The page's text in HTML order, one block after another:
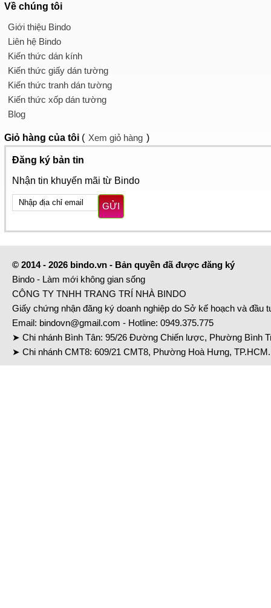
Về chúng tôi
Giới thiệu Bindo
Liên hệ Bindo
Kiến thức dán kính
Kiến thức giấy dán tường
Kiến thức tranh dán tường
Kiến thức xốp dán tường
Blog
Giỏ hàng của tôi ( Xem giỏ hàng )
Đăng ký bản tin
Nhận tin khuyến mãi từ Bindo
GỬI
© 2014 - 2026 bindo.vn - Bản quyền đã được đăng ký
Bindo - Làm mới không gian sống
CÔNG TY TNHH TRANG TRÍ NHÀ BINDO
Giấy chứng nhận đăng ký doanh nghiệp do Sở kế hoạch và đầu
Email: bindovn@gmail.com - Hotline: 0949.375.775
➤ Chi nhánh Bình Tân: 95/26 Đường Chiến lược, Phường Bình
➤ Chi nhánh CMT8: 609/21 CMT8, Phường Hoà Hưng,